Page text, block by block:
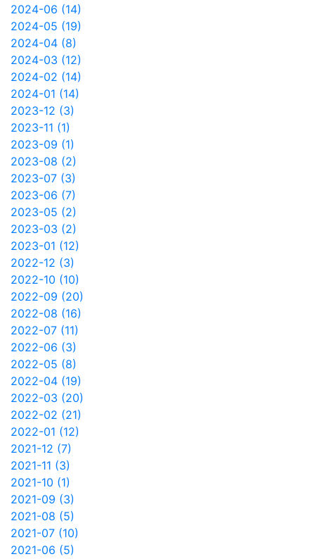
2024-06 (14)
2024-05 (19)
2024-04 (8)
2024-03 (12)
2024-02 (14)
2024-01 (14)
2023-12 (3)
2023-11 (1)
2023-09 (1)
2023-08 (2)
2023-07 (3)
2023-06 (7)
2023-05 (2)
2023-03 (2)
2023-01 (12)
2022-12 (3)
2022-10 (10)
2022-09 (20)
2022-08 (16)
2022-07 (11)
2022-06 (3)
2022-05 (8)
2022-04 (19)
2022-03 (20)
2022-02 (21)
2022-01 (12)
2021-12 (7)
2021-11 (3)
2021-10 (1)
2021-09 (3)
2021-08 (5)
2021-07 (10)
2021-06 (5)